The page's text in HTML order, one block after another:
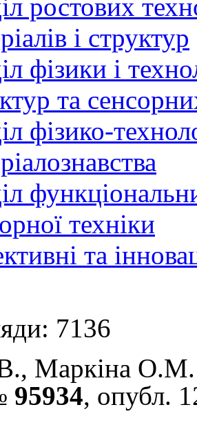
ростових
і структур
фізики і
та
фізико-
техніки
та
7136
, Маркіна О.М.
95934, опубл.